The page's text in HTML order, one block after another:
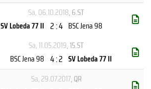
Sa, 06.10.2018, 6.ST
SV Lobeda 77 II 2 : 4 BSC Jena 98
Sa, 11.05.2019, 15.ST
BSC Jena 98 4 : 2 SV Lobeda 77 II
Sa, 29.07.2017, QR